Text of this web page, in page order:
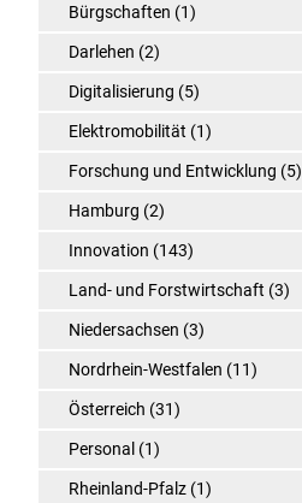
Bürgschaften (1)
Darlehen (2)
Digitalisierung (5)
Elektromobilität (1)
Forschung und Entwicklung (5)
Hamburg (2)
Innovation (143)
Land- und Forstwirtschaft (3)
Niedersachsen (3)
Nordrhein-Westfalen (11)
Österreich (31)
Personal (1)
Rheinland-Pfalz (1)